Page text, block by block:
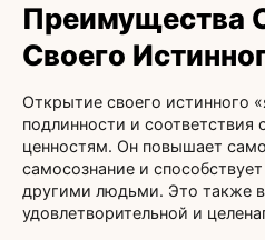
Преимущества
Своего
Открытие своего истинного
подлинности и соответствия
ценностям. Он повышает
самосознание и
другими людьми. Это также
удовлетворительной и